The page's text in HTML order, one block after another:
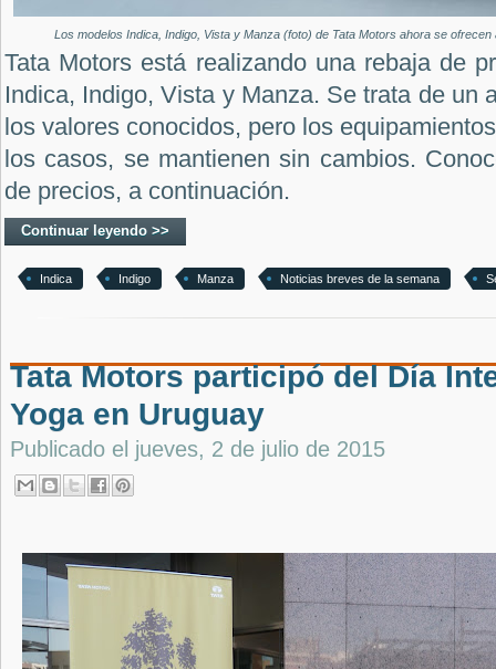
Los modelos Indica, Indigo, Vista y Manza (foto) de Tata Motors ahora se
Tata Motors está realizando una rebaja de
Indica, Indigo, Vista y Manza. Se trata de un
los valores conocidos, pero los
los casos, se mantienen sin cambios.
de precios, a continuación.
Continuar leyendo >>
Indica Indigo Manza Noticias breves de la semana
Tata Motors participó del Día
Yoga en Uruguay
Publicado el jueves, 2 de julio de 2015